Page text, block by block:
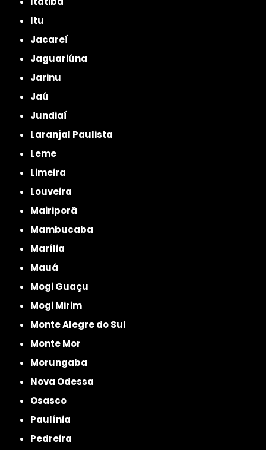
Itu
Jacareí
Jaguariúna
Jarinu
Jaú
Jundiaí
Laranjal Paulista
Leme
Limeira
Louveira
Mairiporã
Mambucaba
Marília
Mauá
Mogi Guaçu
Mogi Mirim
Monte Alegre do Sul
Monte Mor
Morungaba
Nova Odessa
Osasco
Paulínia
Pedreira